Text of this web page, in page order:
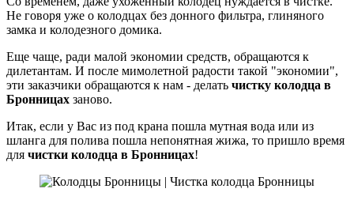
Не говоря уже о колодцах без донного фильтра, глиняного
замка и колодезного домика.
Еще чаще, ради малой экономии средств, обращаются к
дилетантам. И после мимолетной радости такой "экономии",
эти заказчики обращаются к нам - делать чистку колодца в
Бронницах заново.
Итак, если у Вас из под крана пошла мутная вода или из
шланга для полива пошла непонятная жижа, то пришло время
для чистки колодца в Бронницах!